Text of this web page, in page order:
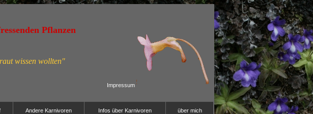
Pflanzen
wissen wollten"
Impressum
Andere Karnivoren Infos über Karnivoren über mich